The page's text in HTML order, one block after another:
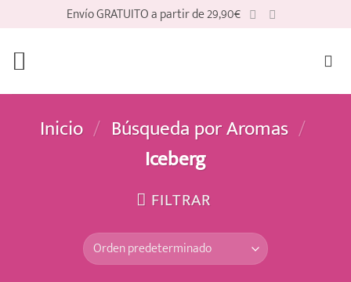
contenido
Envío GRATUITO a partir de 29,90€
Inicio / Búsqueda por Aromas /
Iceberg
FILTRAR